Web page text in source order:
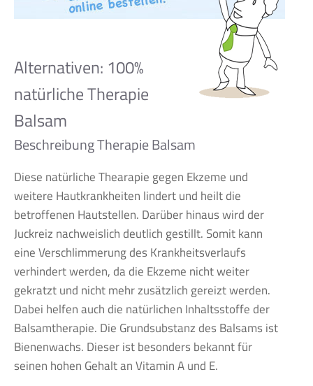
Alternativen: 100%
natürliche Therapie
Balsam
Beschreibung Therapie Balsam
Diese natürliche Thearapie gegen Ekzeme und
weitere Hautkrankheiten lindert und heilt die
betroffenen Hautstellen. Darüber hinaus wird der
Juckreiz nachweislich deutlich gestillt. Somit kann
eine Verschlimmerung des Krankheitsverlaufs
verhindert werden, da die Ekzeme nicht weiter
gekratzt und nicht mehr zusätzlich gereizt werden.
Dabei helfen auch die natürlichen Inhaltsstoffe der
Balsamtherapie. Die Grundsubstanz des Balsams ist
Bienenwachs. Dieser ist besonders bekannt für
seinen hohen Gehalt an Vitamin A und E.